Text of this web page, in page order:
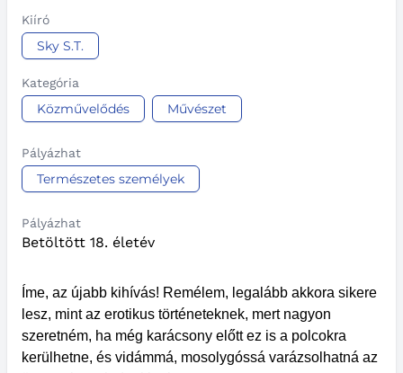
Kiíró
Sky S.T.
Kategória
Közművelődés Művészet
Pályázhat
Természetes személyek
Pályázhat
Betöltött 18. életév
Íme, az újabb kihívás! Remélem, legalább akkora sikere
lesz, mint az erotikus történeteknek, mert nagyon
szeretném, ha még karácsony előtt ez is a polcokra
kerülhetne, és vidámmá, mosolygóssá varázsolhatná az